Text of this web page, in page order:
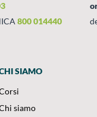
800 014440
SIAMO
siamo